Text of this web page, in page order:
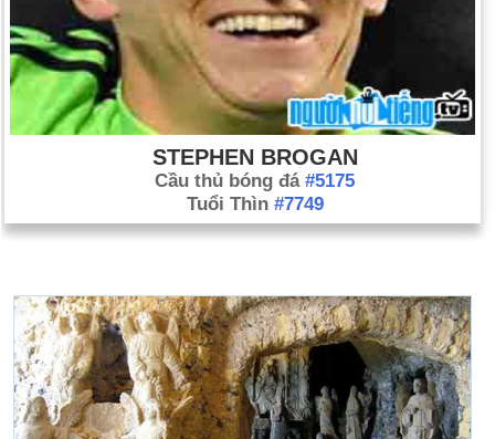
STEPHEN BROGAN
Cầu thủ bóng đá #5175
Tuổi Thìn #7749